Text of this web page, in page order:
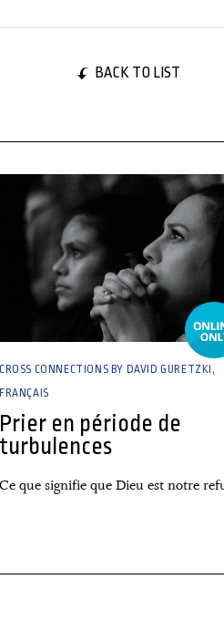
BACK TO LIST
CROSS CONNECTIONS BY DAVID GURETZKI
FRANÇAIS
Prier en période de
turbulences
Ce que signifie que Dieu est notre